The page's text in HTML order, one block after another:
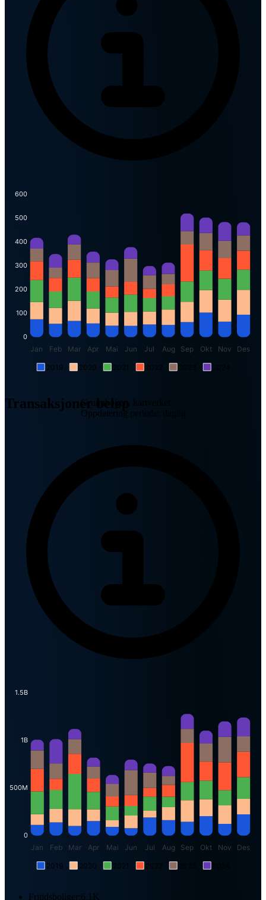
2019 2020 2021
600
500
400
300
200
100
0
Jan Feb Mar Apr Mai Jun Jul Aug Sep Okt Nov Des
Transaksjoner beløp
Grunnboken, kartverket
Oppdatering periode: daglig
2019 2020 2021 2022
1.5B
1B
500M
0
Jan Feb Mar Apr Mai Jun Jul Aug Sep Okt Nov Des
Fritidsboliger:6.1K